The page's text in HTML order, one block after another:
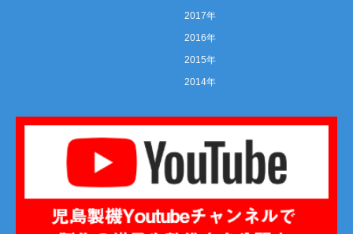
2017年
2016年
2015年
2014年